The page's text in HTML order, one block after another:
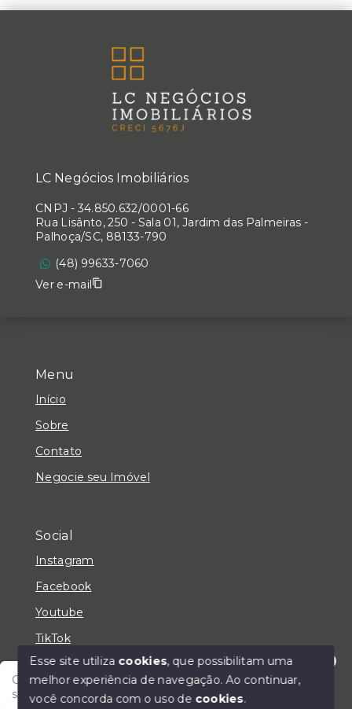
Olá! Fale com um de nossos corretores e encontre
seu lar!
Menu
Início
Sobre
Contato
Negocie seu Imóvel
Social
Instagram
Facebook
Youtube
TikTok
© Copyright 2026 - LC Negócios Imobiliários - Todos
LC Negócios Imobiliários
CNPJ - 34.850.632/0001-66
Rua Lisânto, 250 - Sala 01, Jardim das Palmeiras -
Palhoça/SC, 88133-790
(48) 99633-7060
Ver e-mail
Esse site utiliza cookies, que possibilitam uma
melhor experiência de navegação.Ao continuar,
você concorda com o uso de cookies.